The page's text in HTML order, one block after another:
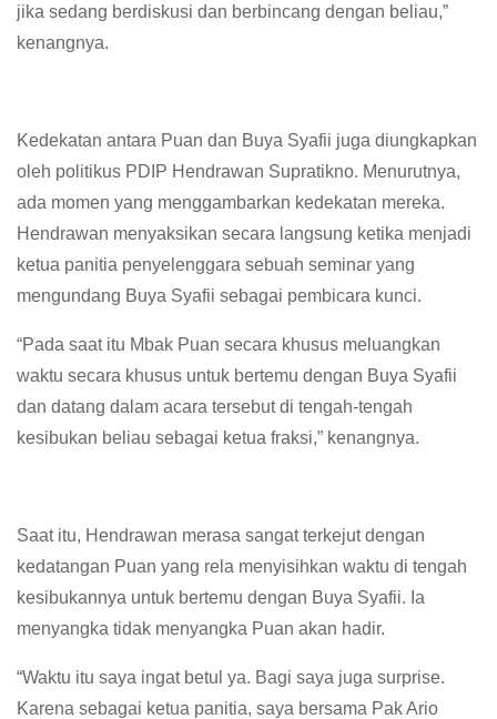
jika sedang berdiskusi dan berbincang dengan beliau,”
kenangnya.
Kedekatan antara Puan dan Buya Syafii juga diungkapkan
oleh politikus PDIP Hendrawan Supratikno. Menurutnya,
ada momen yang menggambarkan kedekatan mereka.
Hendrawan menyaksikan secara langsung ketika menjadi
ketua panitia penyelenggara sebuah seminar yang
mengundang Buya Syafii sebagai pembicara kunci.
“Pada saat itu Mbak Puan secara khusus meluangkan
waktu secara khusus untuk bertemu dengan Buya Syafii
dan datang dalam acara tersebut di tengah-tengah
kesibukan beliau sebagai ketua fraksi,” kenangnya.
Saat itu, Hendrawan merasa sangat terkejut dengan
kedatangan Puan yang rela menyisihkan waktu di tengah
kesibukannya untuk bertemu dengan Buya Syafii. Ia
menyangka tidak menyangka Puan akan hadir.
“Waktu itu saya ingat betul ya. Bagi saya juga surprise.
Karena sebagai ketua panitia, saya bersama Pak Ario